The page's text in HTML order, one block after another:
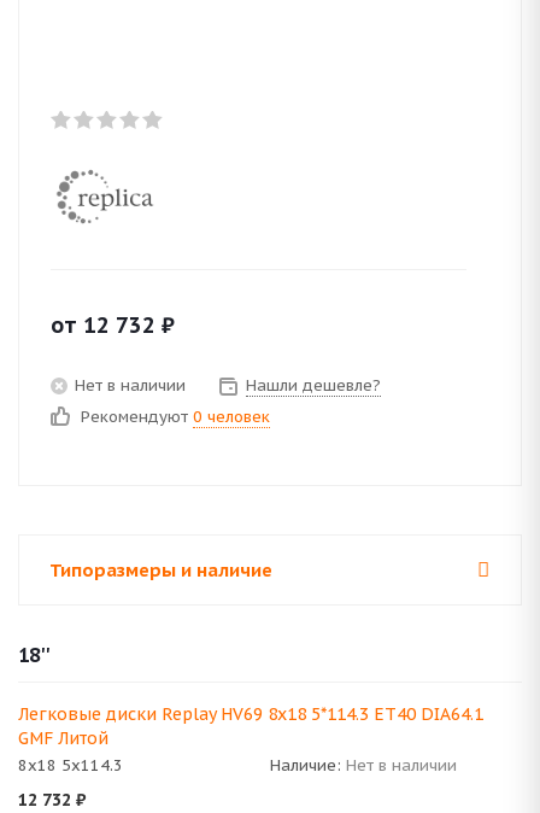
от 12 732 ₽
Нет в наличии
Нашли дешевле?
Рекомендуют 0 человек
Типоразмеры и наличие
18''
Легковые диски Replay HV69 8x18 5*114.3 ET40 DIA64.1
GMF Литой
8x18 5x114.3 Наличие: Нет в наличии
12 732 ₽